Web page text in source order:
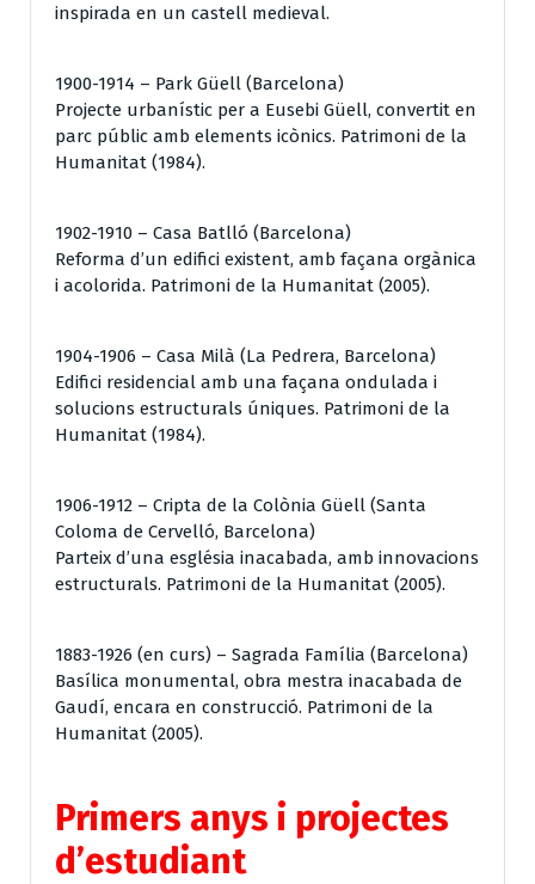
inspirada en un castell medieval.
1900-1914 – Park Güell (Barcelona)
Projecte urbanístic per a Eusebi Güell, convertit en
parc públic amb elements icònics. Patrimoni de la
Humanitat (1984).
1902-1910 – Casa Batlló (Barcelona)
Reforma d’un edifici existent, amb façana orgànica
i acolorida. Patrimoni de la Humanitat (2005).
1904-1906 – Casa Milà (La Pedrera, Barcelona)
Edifici residencial amb una façana ondulada i
solucions estructurals úniques. Patrimoni de la
Humanitat (1984).
1906-1912 – Cripta de la Colònia Güell (Santa
Coloma de Cervelló, Barcelona)
Parteix d’una església inacabada, amb innovacions
estructurals. Patrimoni de la Humanitat (2005).
1883-1926 (en curs) – Sagrada Família (Barcelona)
Basílica monumental, obra mestra inacabada de
Gaudí, encara en construcció. Patrimoni de la
Humanitat (2005).
Primers anys i projectes
d’estudiant